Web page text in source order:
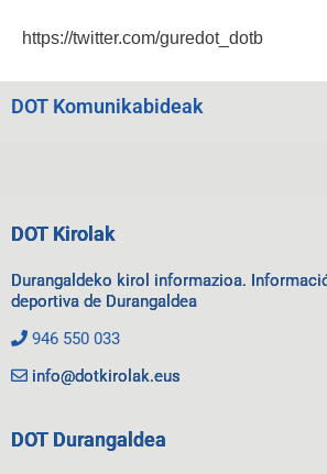
https://twitter.com/guredot_dotb
DOT Komunikabideak
DOT Kirolak
Durangaldeko kirol informazioa.
deportiva de Durangaldea
946 550 033
info@dotkirolak.eus
DOT Durangaldea